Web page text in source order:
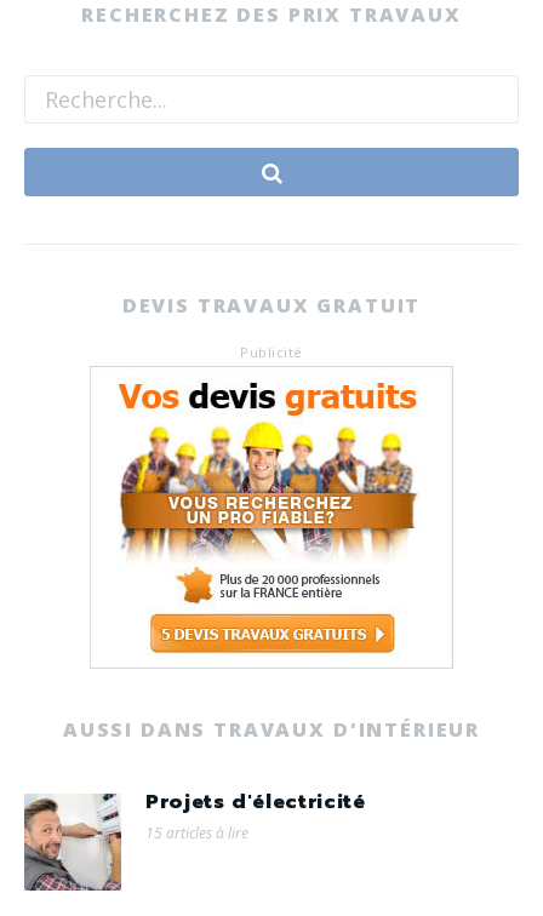
RECHERCHEZ DES PRIX TRAVAUX
DEVIS TRAVAUX GRATUIT
Publicité
AUSSI DANS TRAVAUX D'INTÉRIEUR
Projets d'électricité
15 articles à lire